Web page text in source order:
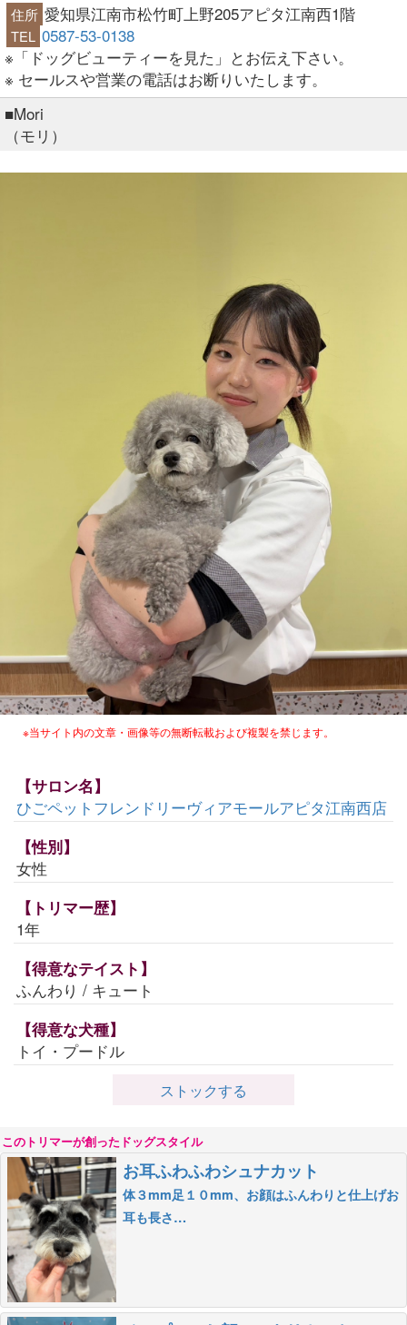
住所 愛知県江南市松竹町上野205アピタ江南西1階
TEL 0587-53-0138
※「ドッグビューティーを見た」とお伝え下さい。
※ セールスや営業の電話はお断りいたします。
■Mori
（モリ）
※当サイト内の文章・画像等の無断転載および複製を禁じます。
【サロン名】
ひごペットフレンドリーヴィアモールアピタ江南西店
【性別】
女性
【トリマー歴】
1年
【得意なテイスト】
ふんわり / キュート
【得意な犬種】
トイ・プードル
ストックする
このトリマーが創ったドッグスタイル
お耳ふわふわシュナカット
体３mm足１０mm、お顔はふんわりと仕上げお
耳も長さ…